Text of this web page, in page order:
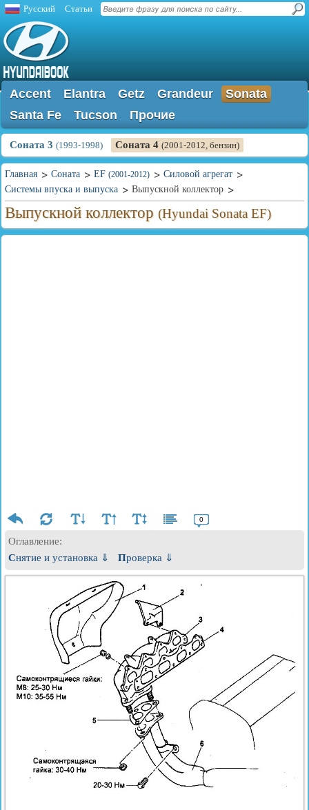
Русский Статьи
Accent Elantra Getz Grandeur
Sonata
Santa Fe
Tucson Прочие
Соната 3 (1993-1998) Соната 4 (2001-2012, бензин)
Главная Соната EF (2001-2012)
Силовой агрегат
Системы впуска и выпуска
Выпускной коллектор
Выпускной коллектор (Hyundai Sonata EF)
0
Оглавление:
Снятие и установка ⇓
Проверка ⇓